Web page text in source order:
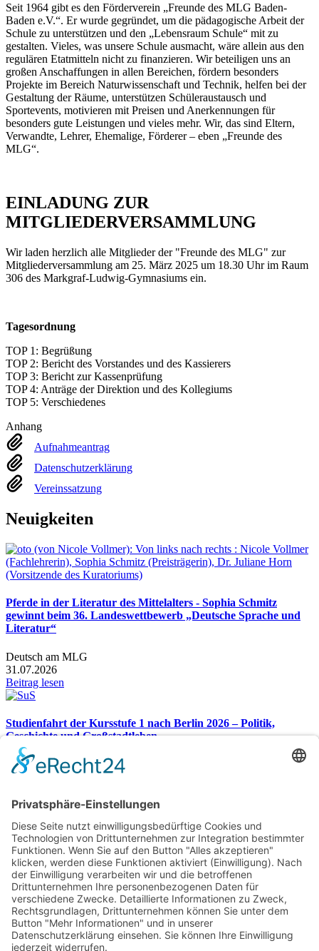
Seit 1964 gibt es den Förderverein „Freunde des MLG Baden-
Baden e.V.“. Er wurde gegründet, um die pädagogische Arbeit der
Schule zu unterstützen und den „Lebensraum Schule“ mit zu
gestalten. Vieles, was unsere Schule ausmacht, wäre allein aus den
regulären Etatmitteln nicht zu finanzieren. Wir beteiligen uns an
großen Anschaffungen in allen Bereichen, fördern besonders
Projekte im Bereich Naturwissenschaft und Technik, helfen bei der
Gestaltung der Räume, unterstützen Schüleraustausch und
Sportevents, motivieren mit Preisen und Anerkennungen für
besonders gute Leistungen und vieles mehr. Wir, das sind Eltern,
Verwandte, Lehrer, Ehemalige, Förderer – eben „Freunde des
MLG“.
EINLADUNG ZUR
MITGLIEDERVERSAMMLUNG
Wir laden herzlich alle Mitglieder der "Freunde des MLG" zur
Mitgliederversammlung am 25. März 2025 um 18.30 Uhr im Raum
306 des Markgraf-Ludwig-Gymnasiums ein.
Tagesordnung
TOP 1: Begrüßung
TOP 2: Bericht des Vorstandes und des Kassierers
TOP 3: Bericht zur Kassenprüfung
TOP 4: Anträge der Direktion und des Kollegiums
TOP 5: Verschiedenes
Anhang
Aufnahmeantrag
Datenschutzerklärung
Vereinssatzung
Neuigkeiten
Pferde in der Literatur des Mittelalters - Sophia Schmitz
gewinnt beim 36. Landeswettbewerb „Deutsche Sprache und
Literatur“
Deutsch am MLG
31.07.2026
Beitrag lesen
Studienfahrt der Kursstufe 1 nach Berlin 2026 – Politik,
Geschichte und Großstadtleben
Studienfahrt nach Berlin 2026
26.07.2026
Gesamtübersicht
Markgraf-Ludwig-Gymnasium
Hardstr. 2, 76530 Baden-Baden
Telefon:07221 932366
Telefax: 07221 932370
E-Mail:sekretariat@mlg-bad.de
Footer